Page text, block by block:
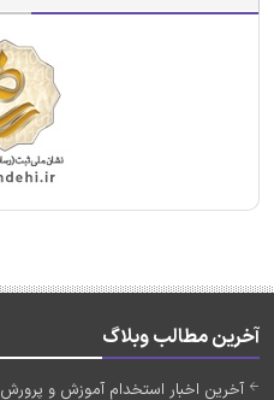
آخرین مطالب وبلاگ
آخرین اخبار استخدام آموزش و پرورش 1405 (به زودی)